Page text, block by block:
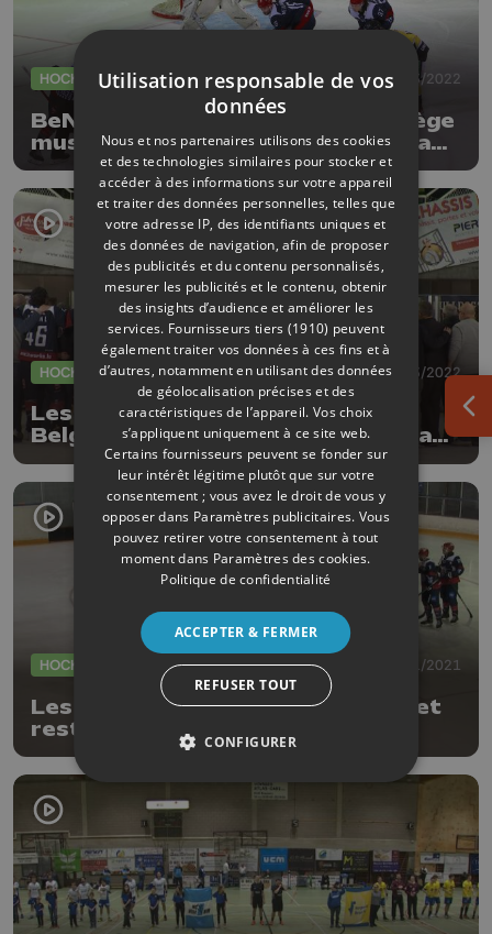
HOCKEY 26/03/2022
BeNe League : Les Bulldogs de Liège
muselés par Heerenveen lors de la
finale aller
HOCKEY 23/03/2022
Les Bulldogs, champions de
Belgique, accèdent à la finale de la
BeNe League
HOCKEY 22/11/2021
Les Bulldogs terrassent La Haye et
restent leaders en BeNeLeague
Utilisation responsable de vos
données
Nous et nos partenaires utilisons des cookies
et des technologies similaires pour stocker et
accéder à des informations sur votre appareil
et traiter des données personnelles, telles que
votre adresse IP, des identifiants uniques et
des données de navigation, afin de proposer
des publicités et du contenu personnalisés,
mesurer les publicités et le contenu, obtenir
des insights d’audience et améliorer les
services. Fournisseurs tiers (1910) peuvent
également traiter vos données à ces fins et à
d’autres, notamment en utilisant des données
de géolocalisation précises et des
caractéristiques de l’appareil. Vos choix
s’appliquent uniquement à ce site web.
Certains fournisseurs peuvent se fonder sur
leur intérêt légitime plutôt que sur votre
consentement ; vous avez le droit de vous y
opposer dans Paramètres publicitaires. Vous
pouvez retirer votre consentement à tout
moment dans Paramètres des cookies.
Politique de confidentialité
ACCEPTER & FERMER
REFUSER TOUT
CONFIGURER